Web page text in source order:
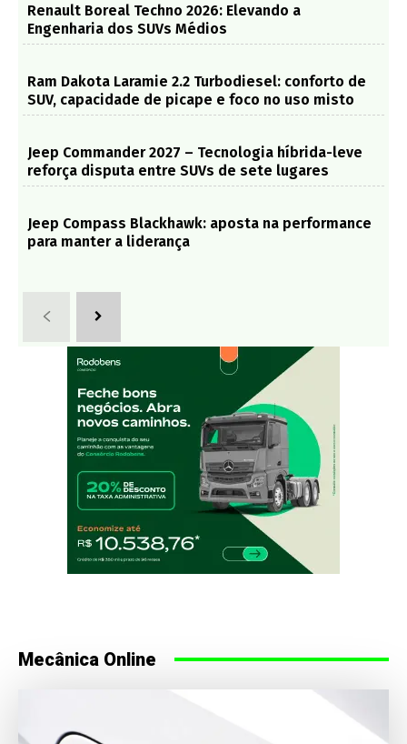
Renault Boreal Techno 2026: Elevando a
Engenharia dos SUVs Médios
Ram Dakota Laramie 2.2 Turbodiesel: conforto de
SUV, capacidade de picape e foco no uso misto
Jeep Commander 2027 – Tecnologia híbrida-leve
reforça disputa entre SUVs de sete lugares
Jeep Compass Blackhawk: aposta na performance
para manter a liderança
Mecânica Online